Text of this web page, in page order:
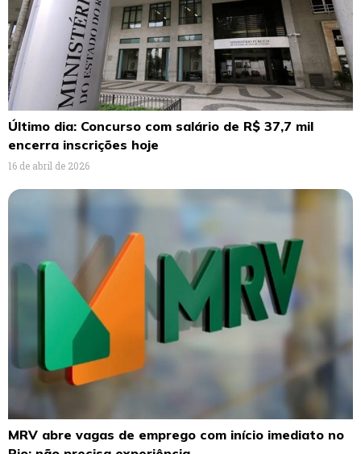
Último dia: Concurso com salário de R$ 37,7 mil
encerra inscrições hoje
16 de abril de 2026
MRV abre vagas de emprego com início imediato no